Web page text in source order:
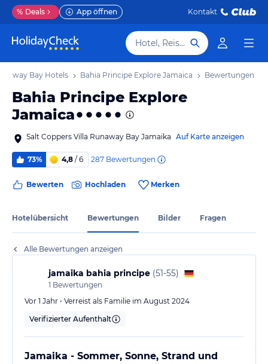
% Deals App öffnen Kontakt
Hotel, Reiseziel
Bay Hotels Bahia Principe Explore Jamaica Bewertungen
Bahia Principe Explore
Jamaica
Salt Coppers Villa Runaway Bay Jamaika Auf Karte anzeigen
73% 4,8 / 6 287 Bewertungen
Bewerten Hochladen Merken
Hotelübersicht Bewertungen Bilder Fragen
Alle Bewertungen anzeigen
jamaika bahia principe (51-55)
1 Bewertungen
Vor 1 Jahr • Verreist als Familie im August 2024
Verifizierter Aufenthalt
Jamaika - Sommer, Sonne, Strand und